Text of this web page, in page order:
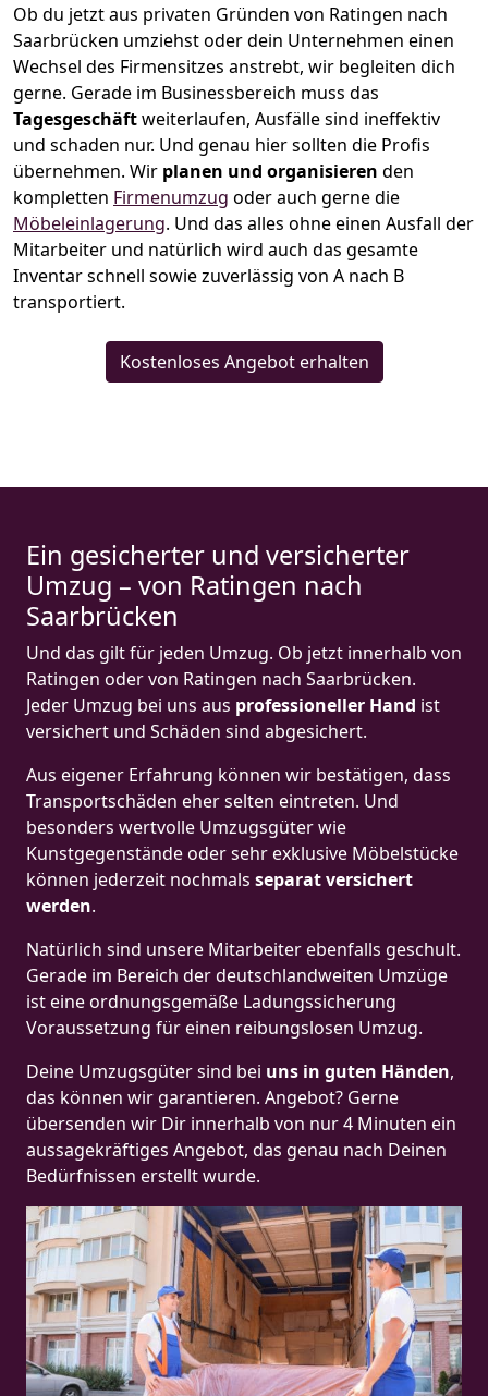
Ob du jetzt aus privaten Gründen von Ratingen nach
Saarbrücken umziehst oder dein Unternehmen einen
Wechsel des Firmensitzes anstrebt, wir begleiten dich
gerne. Gerade im Businessbereich muss das
Tagesgeschäftweiterlaufen, Ausfälle sind ineffektiv
und schaden nur. Und genau hier sollten die Profis
übernehmen. Wir planen und organisieren den
kompletten Firmenumzug oder auch gerne die
Möbeleinlagerung. Und das alles ohne einen Ausfall der
Mitarbeiter und natürlich wird auch das gesamte
Inventar schnell sowie zuverlässig von A nach B
transportiert.
Kostenloses Angebot erhalten
Ein gesicherter und versicherter
Umzug – von Ratingen nach
Saarbrücken
Und das gilt für jeden Umzug. Ob jetzt innerhalb von
Ratingen oder von Ratingen nach Saarbrücken.
Jeder Umzug bei uns aus professioneller Hand ist
versichert und Schäden sind abgesichert.
Aus eigener Erfahrung können wir bestätigen, dass
Transportschäden eher selten eintreten. Und
besonders wertvolle Umzugsgüter wie
Kunstgegenstände oder sehr exklusive Möbelstücke
können jederzeit nochmals separat versichert
werden.
Natürlich sind unsere Mitarbeiter ebenfalls geschult.
Gerade im Bereich der deutschlandweiten Umzüge
ist eine ordnungsgemäße Ladungssicherung
Voraussetzung für einen reibungslosen Umzug.
Deine Umzugsgüter sind bei uns in guten Händen,
das können wir garantieren. Angebot? Gerne
übersenden wir Dir innerhalb von nur 4 Minuten ein
aussagekräftiges Angebot, das genau nach Deinen
Bedürfnissen erstellt wurde.